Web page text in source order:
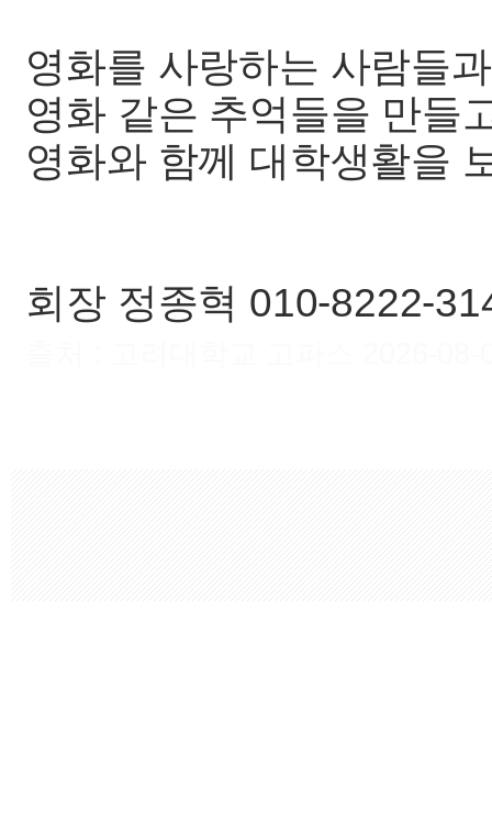
영화를 사랑하는 사람들과
영화 같은 추억들을 만들
영화와 함께 대학생활을
회장 정종혁 010-8222-